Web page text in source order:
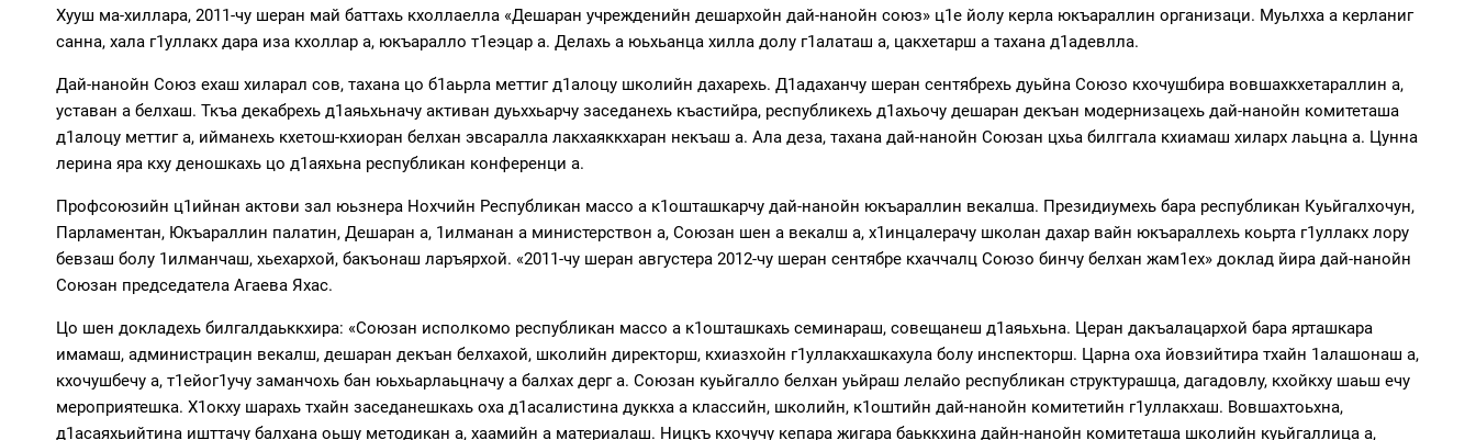
Хууш ма-хиллара, 2011-чу шеран май баттахь кхоллаелла «Дешаран учрежденийн дешархойн дай-нанойн союз» ц1е йолу керла юкъараллин организаци. Муьлхха а керланиг
санна, хала г1уллакх дара иза кхоллар а, юкъаралло т1еэцар а. Делахь а юьхьанца хилла долу г1алаташ а, цакхетарш а тахана д1адевлла.
Дай-нанойн Союз ехаш хиларал сов, тахана цо б1аьрла меттиг д1алоцу школийн дахарехь. Д1адаханчу шеран сентябрехь дуьйна Союзо кхочушбира вовшахкхетараллин а,
уставан а белхаш. Ткъа декабрехь д1аяьхьначу активан дуьххьарчу заседанехь къастийра, республикехь д1ахьочу дешаран декъан модернизацехь дай-нанойн комитеташа
д1алоцу меттиг а, ийманехь кхетош-кхиоран белхан эвсаралла лакхаяккхаран некъаш а. Ала деза, тахана дай-нанойн Союзан цхьа билггала кхиамаш хиларх лаьцна а. Цунна
лерина яра кху деношкахь цо д1аяхьна республикан конференци а.
Профсоюзийн ц1ийнан актови зал юьзнера Нохчийн Республикан массо а к1ошташкарчу дай-нанойн юкъараллин векалша. Президиумехь бара республикан Куьйгалхочун,
Парламентан, Юкъараллин палатин, Дешаран а, 1илманан а министерствон а, Союзан шен а векалш а, х1инцалерачу школан дахар вайн юкъараллехь коьрта г1уллакх лору
бевзаш болу 1илманчаш, хьехархой, бакъонаш ларъярхой. «2011-чу шеран августера 2012-чу шеран сентябре кхаччалц Союзо бинчу белхан жам1ех» доклад йира дай-нанойн
Союзан председатела Агаева Яхас.
Цо шен докладехь билгалдаьккхира: «Союзан исполкомо республикан массо а к1ошташкахь семинараш, совещанеш д1аяьхьна. Церан дакъалацархой бара ярташкара
имамаш, администрацин векалш, дешаран декъан белхахой, школийн директорш, кхиазхойн г1уллакхашкахула болу инспекторш. Царна оха йовзийтира тхайн 1алашонаш а,
кхочушбечу а, т1ейог1учу заманчохь бан юьхьарлаьцначу а балхах дерг а. Союзан куьйгалло белхан уьйраш лелайо республикан структурашца, дагадовлу, кхойкху шаьш ечу
мероприятешка. Х1окху шарахь тхайн заседанешкахь оха д1асалистина дуккха а классийн, школийн, к1оштийн дай-нанойн комитетийн г1уллакхаш. Вовшахтоьхна,
д1асаяхьийтина ишттачу балхана оьшу методикан а, хаамийн а материалаш. Ницкъ кхочучу кепара жигара баьккхина дайн-нанойн комитеташа школийн куьйгаллица а,